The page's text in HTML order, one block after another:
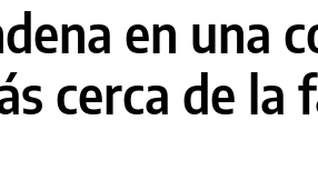
en una
cerca de la